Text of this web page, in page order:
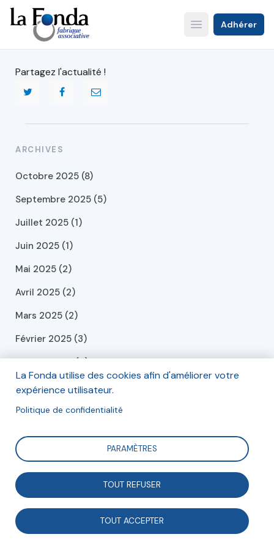
Aller
au
contenu
principal
Open main menu
Adhérer
Partagez l'actualité !
ARCHIVES
Octobre 2025 (8)
Septembre 2025 (5)
Juillet 2025 (1)
Juin 2025 (1)
Mai 2025 (2)
Avril 2025 (2)
Mars 2025 (2)
Février 2025 (3)
Janvier 2025 (4)
Décembre 2024 (6)
Novembre 2024 (1)
Septembre 2024 (2)
Juillet 2024 (2)
Juin 2024 (2)
Mai 2024 (2)
La Fonda utilise des cookies afin d'améliorer votre
expérience utilisateur.
Politique de confidentialité
PARAMÈTRES
TOUT REFUSER
TOUT ACCEPTER